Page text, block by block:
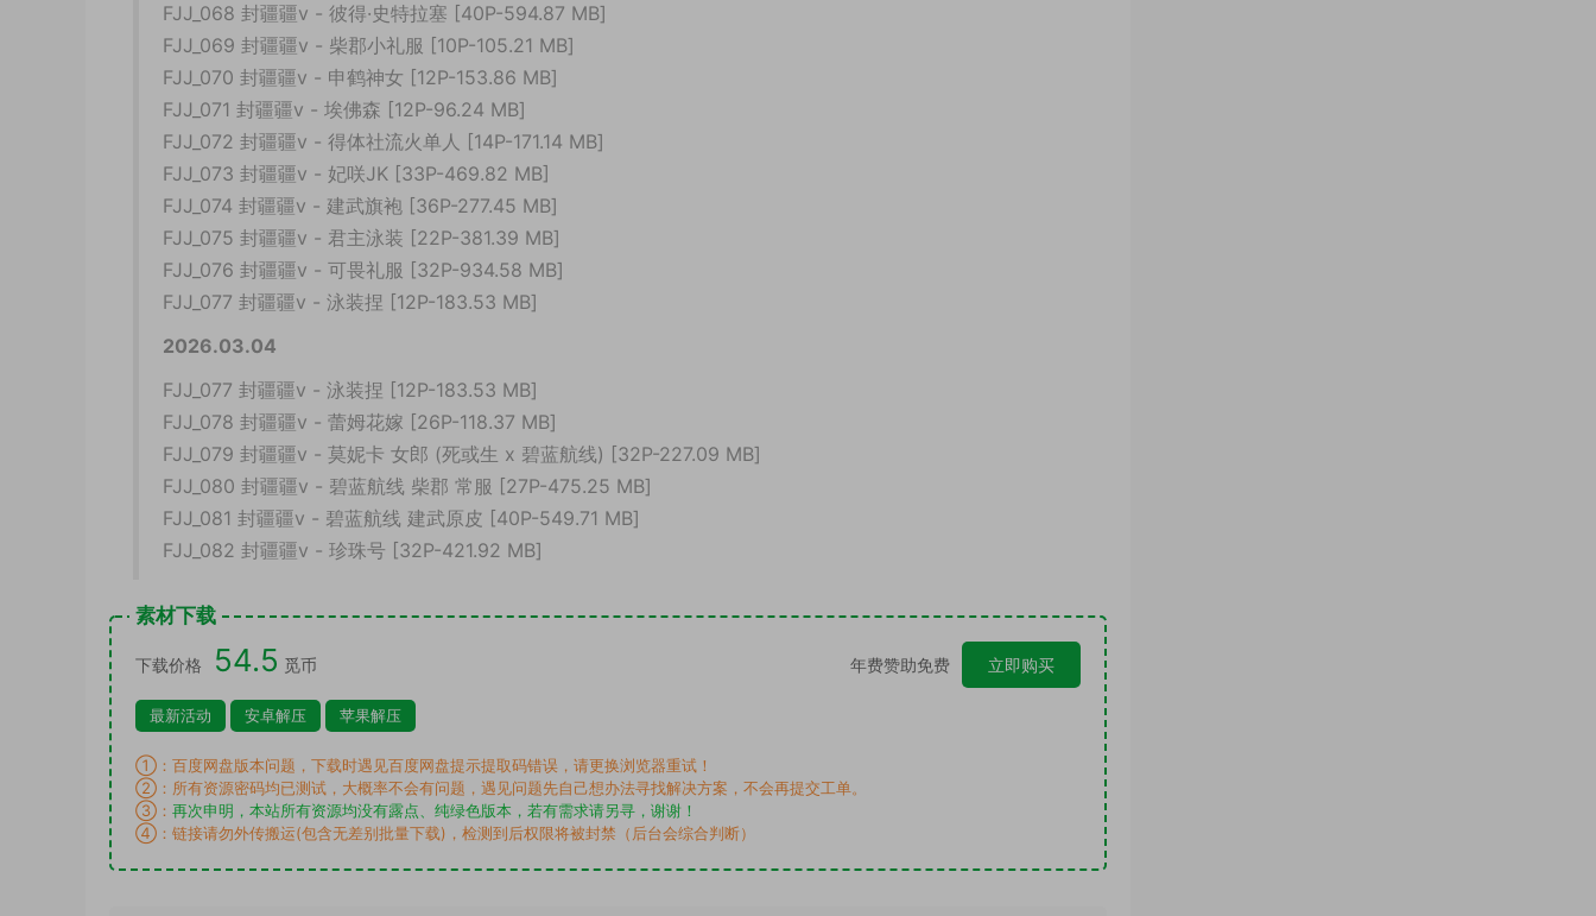
FJJ_068 封疆疆v - 彼得·史特拉塞 [40P-594.87 MB]
FJJ_069 封疆疆v - 柴郡小礼服 [10P-105.21 MB]
FJJ_070 封疆疆v - 申鹤神女 [12P-153.86 MB]
FJJ_071 封疆疆v - 埃佛森 [12P-96.24 MB]
FJJ_072 封疆疆v - 得体社流火单人 [14P-171.14 MB]
FJJ_073 封疆疆v - 妃咲JK [33P-469.82 MB]
FJJ_074 封疆疆v - 建武旗袍 [36P-277.45 MB]
FJJ_075 封疆疆v - 君主泳装 [22P-381.39 MB]
FJJ_076 封疆疆v - 可畏礼服 [32P-934.58 MB]
FJJ_077 封疆疆v - 泳装捏 [12P-183.53 MB]
2026.03.04
FJJ_077 封疆疆v - 泳装捏 [12P-183.53 MB]
FJJ_078 封疆疆v - 蕾姆花嫁 [26P-118.37 MB]
FJJ_079 封疆疆v - 莫妮卡 女郎 (死或生 x 碧蓝航线) [32P-227.09 MB]
FJJ_080 封疆疆v - 碧蓝航线 柴郡 常服 [27P-475.25 MB]
FJJ_081 封疆疆v - 碧蓝航线 建武原皮 [40P-549.71 MB]
FJJ_082 封疆疆v - 珍珠号 [32P-421.92 MB]
素材下载
下载价格 54.5 觅币 年费赞助免费 立即购买
最新活动 安卓解压 苹果解压
①：百度网盘版本问题，下载时遇见百度网盘提示提取码错误，请更换浏览器重试！
②：所有资源密码均已测试，大概率不会有问题，遇见问题先自己想办法寻找解决方案，不会再提交工单。
③： 再次申明，本站所有资源均没有露点、纯绿色版本，若有需求请另寻，谢谢！
④：链接请勿外传搬运(包含无差别批量下载)，检测到后权限将被封禁（后台会综合判断）